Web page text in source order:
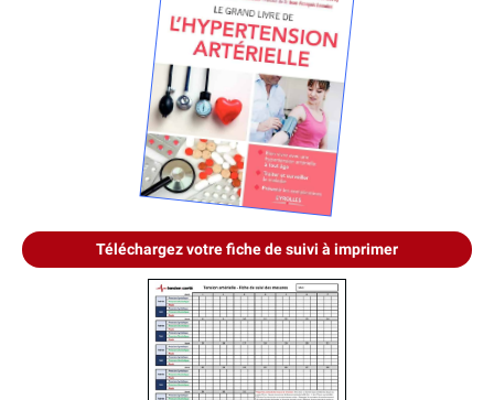
Téléchargez votre fiche de suivi à imprimer